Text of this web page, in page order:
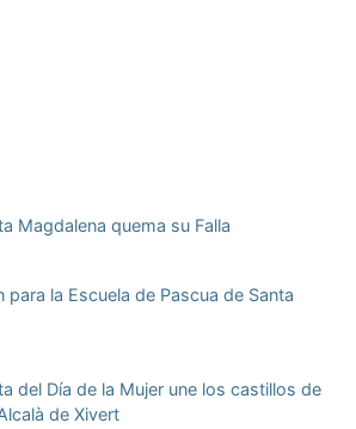
Magdalena quema su Falla
para la Escuela de Pascua de Santa
del Día de la Mujer une los castillos de
de Xivert